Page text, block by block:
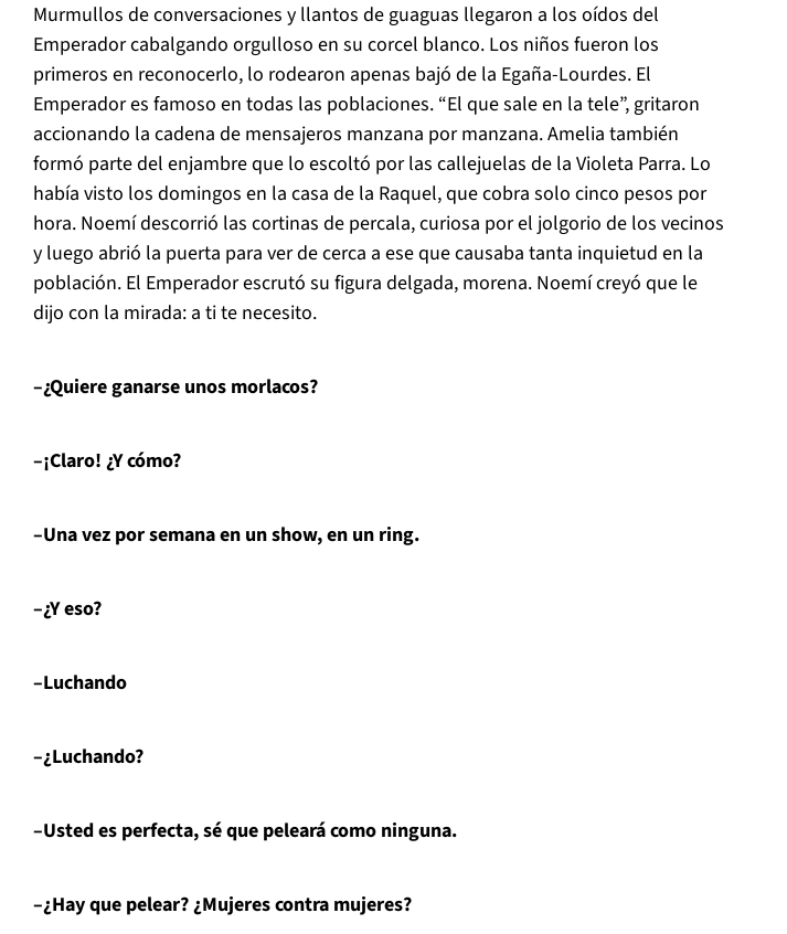
Murmullos de conversaciones y llantos de guaguas llegaron a los oídos del
Emperador cabalgando orgulloso en su corcel blanco. Los niños fueron los
primeros en reconocerlo, lo rodearon apenas bajó de la Egaña-Lourdes. El
Emperador es famoso en todas las poblaciones. “El que sale en la tele”, gritaron
accionando la cadena de mensajeros manzana por manzana. Amelia también
formó parte del enjambre que lo escoltó por las callejuelas de la Violeta Parra. Lo
había visto los domingos en la casa de la Raquel, que cobra solo cinco pesos por
hora. Noemí descorrió las cortinas de percala, curiosa por el jolgorio de los vecinos
y luego abrió la puerta para ver de cerca a ese que causaba tanta inquietud en la
población. El Emperador escrutó su figura delgada, morena. Noemí creyó que le
dijo con la mirada: a ti te necesito.
–¿Quiere ganarse unos morlacos?
–¡Claro! ¿Y cómo?
–Una vez por semana en un show, en un ring.
–¿Y eso?
–Luchando
–¿Luchando?
–Usted es perfecta, sé que peleará como ninguna.
–¿Hay que pelear? ¿Mujeres contra mujeres?